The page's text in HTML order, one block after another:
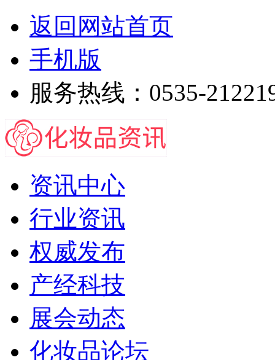
返回网站首页
手机版
服务热线：0535-
资讯中心
行业资讯
权威发布
产经科技
展会动态
化妆品论坛